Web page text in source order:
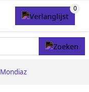
Mondiaz